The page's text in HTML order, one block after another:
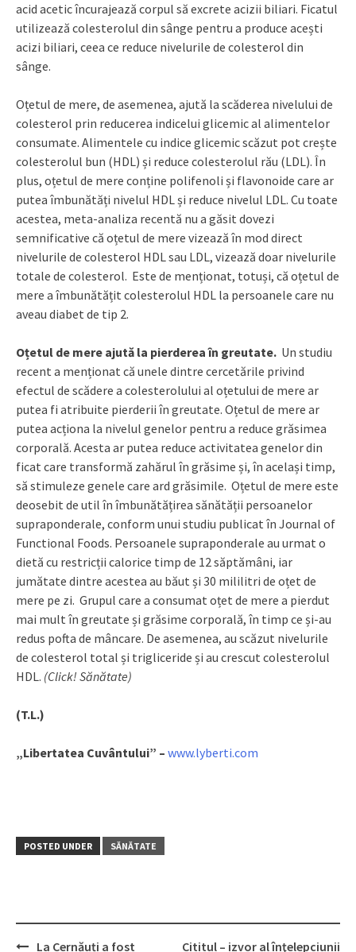
acid acetic încurajează corpul să excrete acizii biliari. Ficatul
utilizează colesterolul din sânge pentru a produce acești
acizi biliari, ceea ce reduce nivelurile de colesterol din
sânge.
Oțetul de mere, de asemenea, ajută la scăderea nivelului de
colesterol prin reducerea indicelui glicemic al alimentelor
consumate. Alimentele cu indice glicemic scăzut pot crește
colesterolul bun (HDL) și reduce colesterolul rău (LDL). În
plus, oțetul de mere conține polifenoli și flavonoide care ar
putea îmbunătăți nivelul HDL și reduce nivelul LDL. Cu toate
acestea, meta-analiza recentă nu a găsit dovezi
semnificative că oțetul de mere vizează în mod direct
nivelurile de colesterol HDL sau LDL, vizează doar nivelurile
totale de colesterol. Este de menționat, totuși, că oțetul de
mere a îmbunătățit colesterolul HDL la persoanele care nu
aveau diabet de tip 2.
Oțetul de mere ajută la pierderea în greutate. Un studiu
recent a menționat că unele dintre cercetările privind
efectul de scădere a colesterolului al oțetului de mere ar
putea fi atribuite pierderii în greutate. Oțetul de mere ar
putea acționa la nivelul genelor pentru a reduce grăsimea
corporală. Acesta ar putea reduce activitatea genelor din
ficat care transformă zahărul în grăsime și, în același timp,
să stimuleze genele care ard grăsimile. Oțetul de mere este
deosebit de util în îmbunătățirea sănătății persoanelor
supraponderale, conform unui studiu publicat în Journal of
Functional Foods. Persoanele supraponderale au urmat o
dietă cu restricții calorice timp de 12 săptămâni, iar
jumătate dintre acestea au băut și 30 mililitri de oțet de
mere pe zi. Grupul care a consumat oțet de mere a pierdut
mai mult în greutate și grăsime corporală, în timp ce și-au
redus pofta de mâncare. De asemenea, au scăzut nivelurile
de colesterol total și trigliceride și au crescut colesterolul
HDL. (Click! Sănătate)
(T.L.)
„Libertatea Cuvântului” – www.lyberti.com
POSTED UNDER SĂNĂTATE
La Cernăuți a fost
Cititul – izvor al înţelepciunii